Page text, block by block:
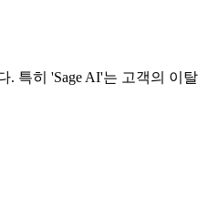
특히 'Sage AI'는 고객의